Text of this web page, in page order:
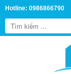
Hotline: 0986866790